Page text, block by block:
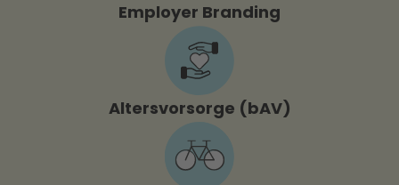
Employer Branding
Altersvorsorge (bAV)